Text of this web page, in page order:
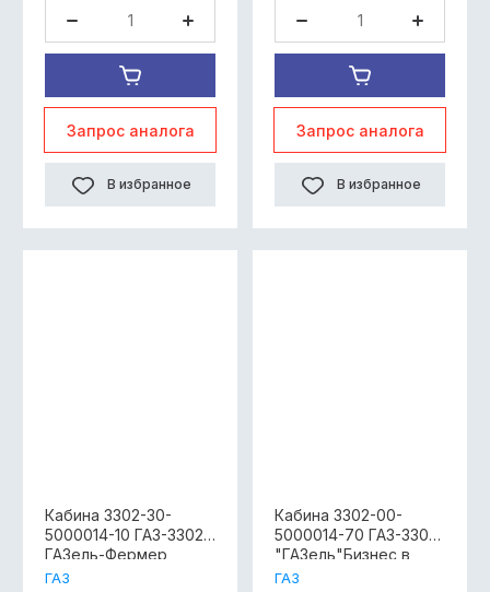
Запрос аналога
В избранное
Запрос аналога
В избранное
Кабина 3302-30-
5000014-10 ГАЗ-33023
ГАЗель-Фермер
"Дуэт" в металле
ГАЗ
Кабина 3302-00-
5000014-70 ГАЗ-3302
"ГАЗель"Бизнес в
металле окрашенная
ГАЗ